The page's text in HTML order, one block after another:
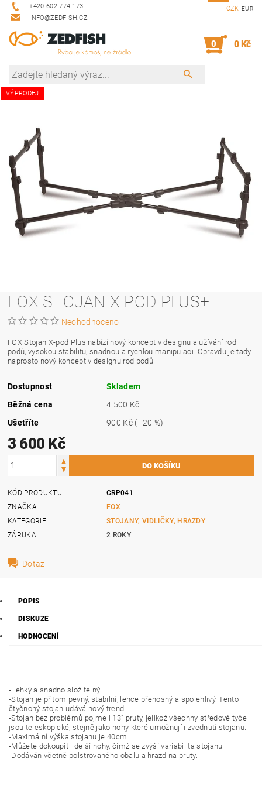
+420 602 774 173
INFO@ZEDFISH.CZ
CZK EUR
0 0 Kč
VÝPRODEJ
FOX STOJAN X POD PLUS+
Neohodnoceno
FOX Stojan X-pod Plus nabízí nový koncept v designu a užívání rod
podů, vysokou stabilitu, snadnou a rychlou manipulaci. Opravdu je tady
naprosto nový koncept v designu rod podů
Dostupnost
Skladem
Běžná cena
4 500 Kč
Ušetříte
900 Kč (–20 %)
3 600 Kč
KÓD PRODUKTU
CRP041
ZNAČKA
FOX
KATEGORIE
STOJANY, VIDLIČKY, HRAZDY
ZÁRUKA
2 ROKY
Dotaz
POPIS
DISKUZE
HODNOCENÍ
-Lehký a snadno složitelný.
-Stojan je přitom pevný, stabilní, lehce přenosný a spolehlivý. Tento
čtyčnohý stojan udává nový trend.
-Stojan bez problémů pojme i 13" pruty, jelikož všechny středové tyče
jsou teleskopické, stejně jako nohy které umožnují i zvednutí stojanu.
-Maximální výška stojanu je 40cm
-Můžete dokoupit i delší nohy, čímž se zvýší variabilita stojanu.
-Dodáván včetně polstrovaného obalu a hrazd na pruty.